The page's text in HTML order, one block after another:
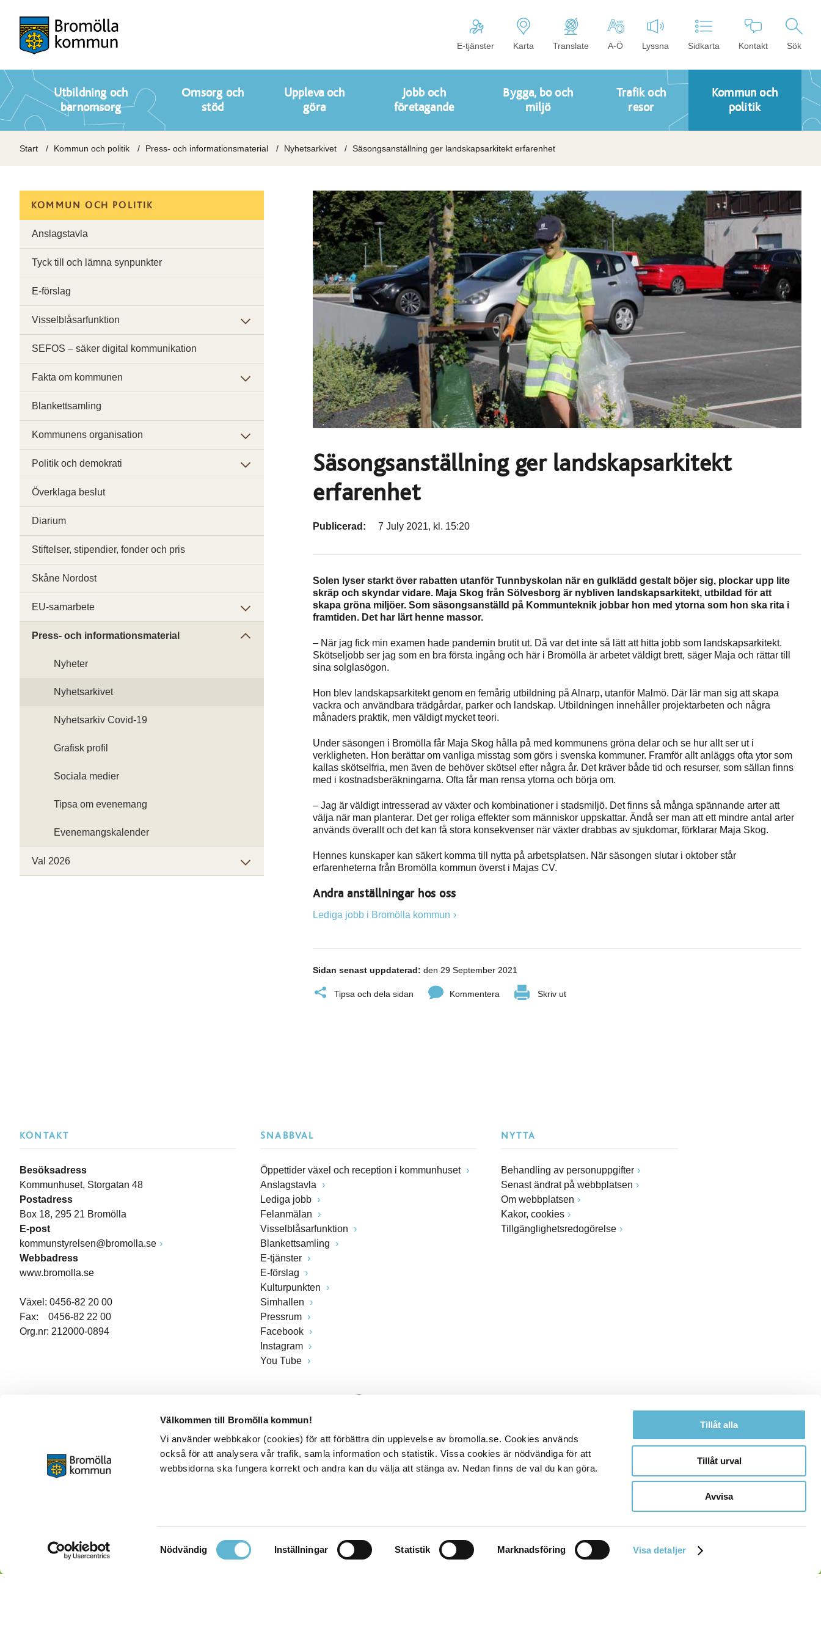
Välkommen till Bromölla kommun!
Vi använder webbkakor (cookies) för att förbättra din upplevelse av bromolla.se. Cookies används
också för att analysera vår trafik, samla information och statistik. Vissa cookies är nödvändiga för att
webbsidorna ska fungera korrekt och andra kan du välja att stänga av. Nedan finns de val du kan göra.
Samtyckesval
Nödvändig Inställningar Statistik Marknadsföring Visa detaljer
Tillåt alla
Tillåt urval
Avvisa
E-tjänster Karta Translate A-Ö Lyssna Sidkarta Kontakt Sök
Utbildning och
barnomsorg
Omsorg och
stöd
Uppleva och
göra
Jobb och
företagande
Bygga, bo och
miljö
Trafik och
resor
Kommun och
politik
Start Kommun och politik Press- och informationsmaterial Nyhetsarkivet Säsongsanställning ger landskapsarkitekt erfarenhet
Säsongsanställning ger landskapsarkitekt
erfarenhet
Publicerad: 7 July 2021, kl. 15:20
Solen lyser starkt över rabatten utanför Tunnbyskolan när en gulklädd gestalt böjer sig, plockar upp lite
skräp och skyndar vidare. Maja Skog från Sölvesborg är nybliven landskapsarkitekt, utbildad för att
skapa gröna miljöer. Som säsongsanställd på Kommunteknik jobbar hon med ytorna som hon ska rita i
framtiden. Det har lärt henne massor.
– När jag fick min examen hade pandemin brutit ut. Då var det inte så lätt att hitta jobb som landskapsarkitekt.
Skötseljobb ser jag som en bra första ingång och här i Bromölla är arbetet väldigt brett, säger Maja och rättar till
sina solglasögon.
Hon blev landskapsarkitekt genom en femårig utbildning på Alnarp, utanför Malmö. Där lär man sig att skapa
vackra och användbara trädgårdar, parker och landskap. Utbildningen innehåller projektarbeten och några
månaders praktik, men väldigt mycket teori.
Under säsongen i Bromölla får Maja Skog hålla på med kommunens gröna delar och se hur allt ser ut i
verkligheten. Hon berättar om vanliga misstag som görs i svenska kommuner. Framför allt anläggs ofta ytor som
kallas skötselfria, men även de behöver skötsel efter några år. Det kräver både tid och resurser, som sällan finns
med i kostnadsberäkningarna. Ofta får man rensa ytorna och börja om.
– Jag är väldigt intresserad av växter och kombinationer i stadsmiljö. Det finns så många spännande arter att
välja när man planterar. Det ger roliga effekter som människor uppskattar. Ändå ser man att ett mindre antal arter
används överallt och det kan få stora konsekvenser när växter drabbas av sjukdomar, förklarar Maja Skog.
Hennes kunskaper kan säkert komma till nytta på arbetsplatsen. När säsongen slutar i oktober står
erfarenheterna från Bromölla kommun överst i Majas CV.
Andra anställningar hos oss
Lediga jobb i Bromölla kommun
Sidan senast uppdaterad: den 29 September 2021
Tipsa och dela sidan Kommentera Skriv ut
KOMMUN OCH POLITIK
Anslagstavla
Tyck till och lämna synpunkter
E-förslag
Visselblåsarfunktion
SEFOS – säker digital kommunikation
Fakta om kommunen
Blankettsamling
Kommunens organisation
Politik och demokrati
Överklaga beslut
Diarium
Stiftelser, stipendier, fonder och pris
Skåne Nordost
EU-samarbete
Press- och informationsmaterial
Nyheter
Nyhetsarkivet
Nyhetsarkiv Covid-19
Grafisk profil
Sociala medier
Tipsa om evenemang
Evenemangskalender
Val 2026
KONTAKT
Besöksadress
Kommunhuset, Storgatan 48
Postadress
Box 18, 295 21 Bromölla
E-post
kommunstyrelsen@bromolla.se
Webbadress
www.bromolla.se
Växel: 0456-82 20 00
Fax: 0456-82 22 00
Org.nr: 212000-0894
SNABBVAL
Öppettider växel och reception i kommunhuset
Anslagstavla
Lediga jobb
Felanmälan
Visselblåsarfunktion
Blankettsamling
E-tjänster
E-förslag
Kulturpunkten
Simhallen
Pressrum
Facebook
Instagram
You Tube
NYTTA
Behandling av personuppgifter
Senast ändrat på webbplatsen
Om webbplatsen
Kakor, cookies
Tillgänglighetsredogörelse